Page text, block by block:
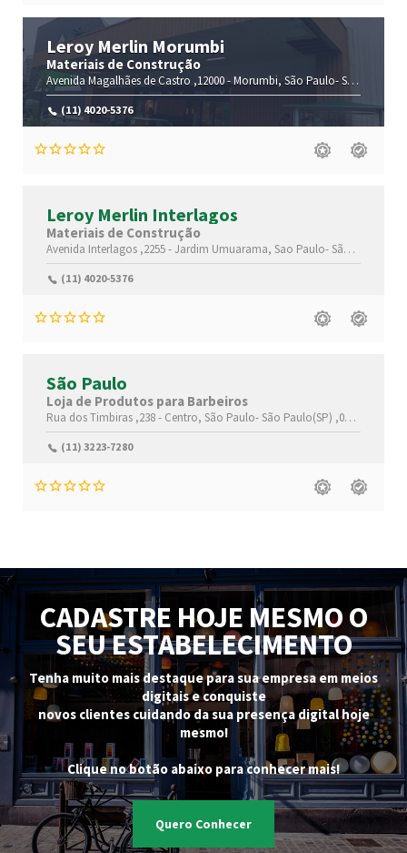
Leroy Merlin Morumbi
Materiais de Construção
Avenida Magalhães de Castro ,12000 -Morumbi, São Paulo-São Paulo(SP)
(11) 4020-5376
Leroy Merlin Interlagos
Materiais de Construção
Avenida Interlagos ,2255 -Jardim Umuarama, Sao Paulo-São Paulo(SP)
(11) 4020-5376
São Paulo
Loja de Produtos para Barbeiros
Rua dos Timbiras ,238 - Centro, São Paulo-São Paulo(SP) ,01208-011
(11) 3223-7280
CADASTRE HOJE MESMO O
SEU ESTABELECIMENTO
Tenha muito mais destaque para sua empresa em meios
digitais e conquiste
novos clientes cuidando da sua presença digital hoje
mesmo!
Clique no botão abaixo para conhecer mais!
Quero Conhecer